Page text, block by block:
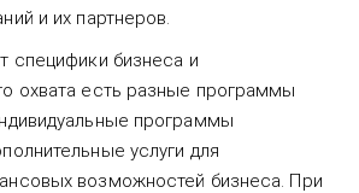
и их партнеров.
специфики бизнеса и
охвата есть разные программы
программы
услуги для
возможностей бизнеса. При